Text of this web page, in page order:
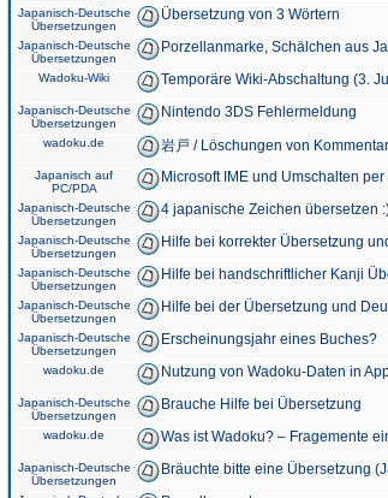
Japanisch-Deutsche
Übersetzungen
Übersetzung von 3 Wörtern
Japanisch-Deutsche
Übersetzungen
Porzellanmarke, Schälchen aus
Wadoku-Wiki Temporäre Wiki-Abschaltung (3.
Japanisch-Deutsche
Übersetzungen
Nintendo 3DS Fehlermeldung
wadoku.de 岩戸 / Löschungen von
Japanisch auf
PC/PDA
Microsoft IME und Umschalten
Japanisch-Deutsche
Übersetzungen
4 japanische Zeichen übersetzen
Japanisch-Deutsche
Übersetzungen
Hilfe bei korrekter Übersetzung
Japanisch-Deutsche
Übersetzungen
Hilfe bei handschriftlicher Kanji
Japanisch-Deutsche
Übersetzungen
Hilfe bei der Übersetzung und
Japanisch-Deutsche
Übersetzungen
Erscheinungsjahr eines Buches?
wadoku.de Nutzung von Wadoku-Daten in
Japanisch-Deutsche
Übersetzungen
Brauche Hilfe bei Übersetzung
wadoku.de Was ist Wadoku? – Fragemente
Japanisch-Deutsche
Übersetzungen
Bräuchte bitte eine Übersetzung